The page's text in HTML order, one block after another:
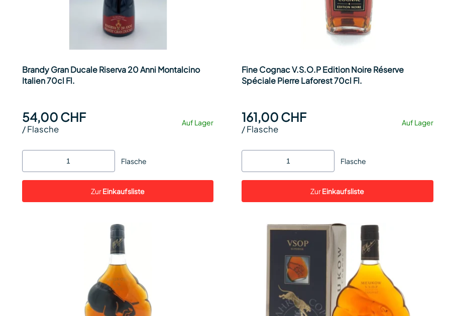
Brandy Gran Ducale Riserva 20 Anni Montalcino
Italien 70cl Fl.
Auf Lager
54,00 CHF
/Flasche
Flasche
ZurEinkaufsliste
Fine Cognac V.S.O.P Edition Noire Réserve
Spéciale Pierre Laforest 70cl Fl.
Auf Lager
161,00 CHF
/Flasche
Flasche
ZurEinkaufsliste